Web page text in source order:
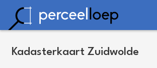
Kadasterkaart Zuidwolde